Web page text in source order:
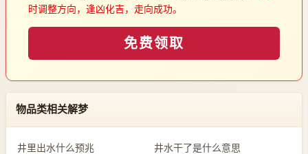
时调整方向，逢凶化吉，走向成功。
免费领取
物品类相关解梦
井里出水什么预兆 井水干了是什么意思